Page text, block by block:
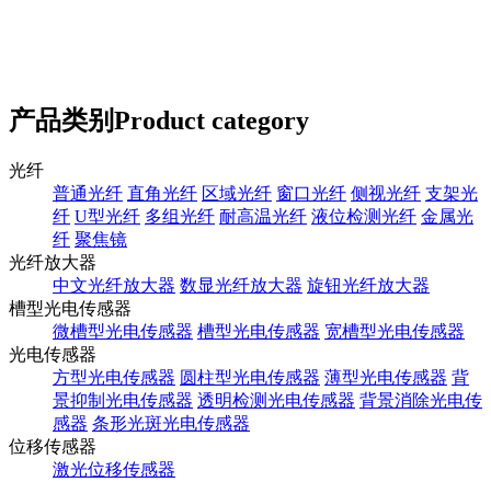
产品类别Product category
光纤
普通光纤 直角光纤 区域光纤 窗口光纤 侧视光纤 支架光
纤 U型光纤 多组光纤 耐高温光纤 液位检测光纤 金属光
纤 聚焦镜
光纤放大器
中文光纤放大器 数显光纤放大器 旋钮光纤放大器
槽型光电传感器
微槽型光电传感器 槽型光电传感器 宽槽型光电传感器
光电传感器
方型光电传感器 圆柱型光电传感器 薄型光电传感器 背
景抑制光电传感器 透明检测光电传感器 背景消除光电传
感器 条形光斑光电传感器
位移传感器
激光位移传感器